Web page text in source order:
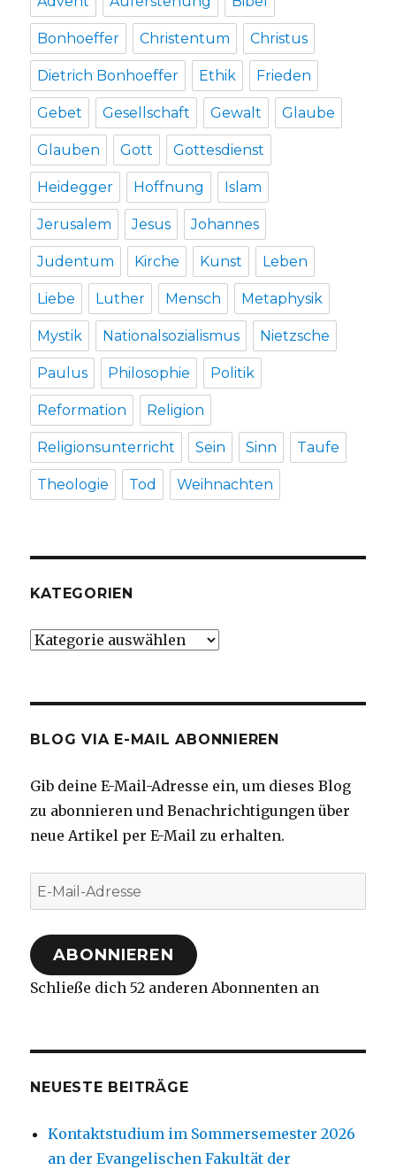
Bonhoeffer Christentum Christus
Dietrich Bonhoeffer Ethik Frieden
Gebet Gesellschaft Gewalt Glaube
Glauben Gott Gottesdienst
Heidegger Hoffnung Islam
Jerusalem Jesus Johannes
Judentum Kirche Kunst Leben
Liebe Luther Mensch Metaphysik
Mystik Nationalsozialismus Nietzsche
Paulus Philosophie Politik
Reformation Religion
Religionsunterricht Sein Sinn Taufe
Theologie Tod Weihnachten
KATEGORIEN
Kategorien
BLOG VIA E-MAIL ABONNIEREN
Gib deine E-Mail-Adresse ein, um dieses Blog
zu abonnieren und Benachrichtigungen über
neue Artikel per E-Mail zu erhalten.
E-
Mail-
Adresse
ABONNIEREN
Schließe dich 52 anderen Abonnenten an
NEUESTE BEITRÄGE
Kontaktstudium im Sommersemester 2026
an der Evangelischen Fakultät der